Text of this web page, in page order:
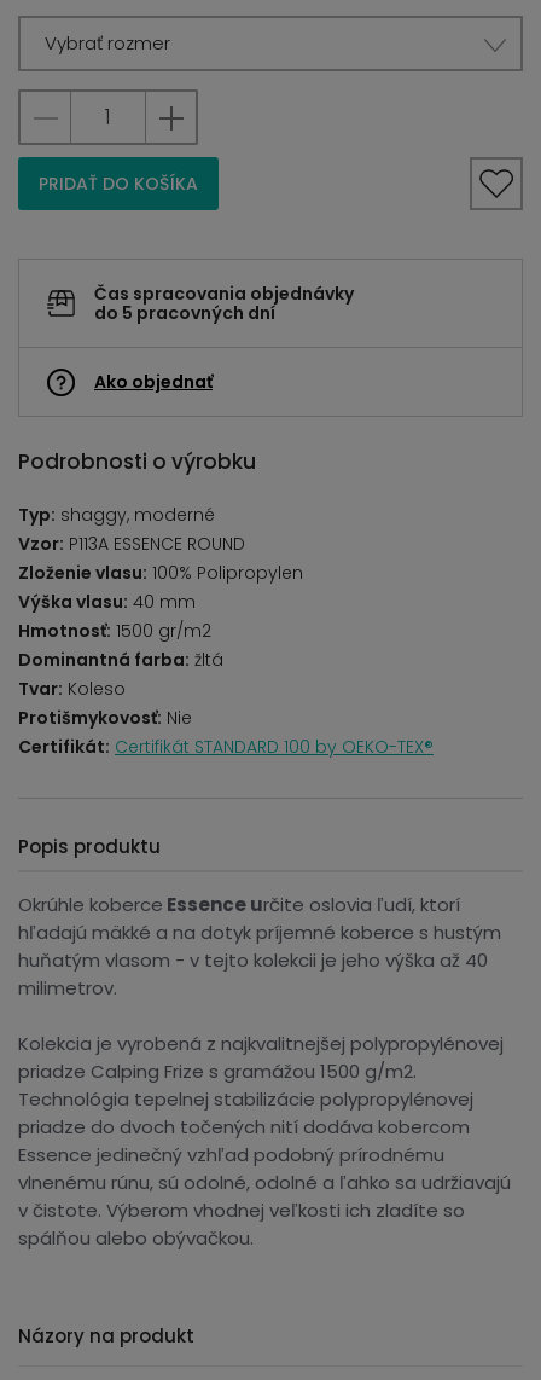
Vybrať rozmer
PRIDAŤ DO KOŠÍKA
Čas spracovania objednávky
do 5 pracovných dní
Ako objednať
Podrobnosti o výrobku
Typ: shaggy, moderné
Vzor: P113A ESSENCE ROUND
Zloženie vlasu: 100% Polipropylen
Výška vlasu: 40 mm
Hmotnosť: 1500 gr/m2
Dominantná farba: žltá
Tvar: Koleso
Protišmykovosť: Nie
Certifikát: Certifikát STANDARD 100 by OEKO-TEX®
Popis produktu
Okrúhle koberce Essence určite oslovia ľudí, ktorí
hľadajú mäkké a na dotyk príjemné koberce s hustým
huňatým vlasom - v tejto kolekcii je jeho výška až 40
milimetrov.
Kolekcia je vyrobená z najkvalitnejšej polypropylénovej
priadze Calping Frize s gramážou 1500 g/m2.
Technológia tepelnej stabilizácie polypropylénovej
priadze do dvoch točených nití dodáva kobercom
Essence jedinečný vzhľad podobný prírodnému
vlnenému rúnu, sú odolné, odolné a ľahko sa udržiavajú
v čistote. Výberom vhodnej veľkosti ich zladíte so
spálňou alebo obývačkou.
Názory na produkt